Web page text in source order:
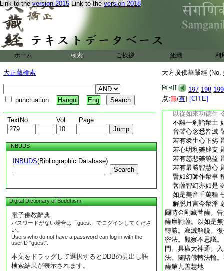
Link to the version 2015 Link to the version 2018
ホーム 検索 ご挨拶 組織 利
大正蔵検索
punctuation Hangul Eng
TextNo. Vol. Page
INBUDS
INBUDS(Bibliographic Database)
Search
Digital Dictionary of Buddhism
電子佛教辭典
パスワードがない場合は「guest」でログインしてくださ
い。
Users who do not have a password can log in with the
userID "guest".
本文をドラッグして選択するとDDBの見出し語
検索結果が表示されます。
大方廣佛華嚴經 (No.
197 198 199
点:無/有] [CITE]
耀彼諸無
菩薩無量百千億
以過諸天上妙供
大自在王自在天
各奏樂音無量種
是時衆樂同時奏
悉以善逝威神力
寂靜調柔無垢害
心如虚空 10
天上人間一切處
以從如來功徳生
不離一刹詣衆土
音聲心念悉皆滅
若有衆生心下劣
若心明利樂辟支
若有慈悲樂饒益
若有最勝智慧心
譬如幻師作衆事
菩薩智幻亦如是
如是美音千萬種
解脱月言今衆淨
爾時金剛藏菩薩。
薩摩訶薩。以如是
轉勝。寂滅解脱。
密法。觀察不思議
門。具廣大神通。
法。隨諸佛轉法輪
薩第九善慧地